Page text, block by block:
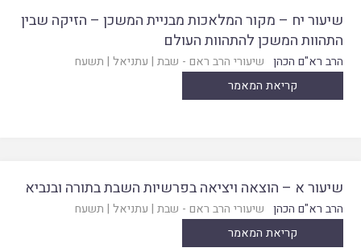
שיעור יח – מקור המלאכות מבניית המשכן – הזיקה שבין
התהוות המשכן להתהוות העולם
הרב רא"ם הכהן שיעורי הרב ראם - שבת | עתניאל | תשעח
קריאת המאמר
שיעור א – הוצאה ויציאה בפרשיות השבת בתורה ובנביא
הרב רא"ם הכהן שיעורי הרב ראם - שבת | עתניאל | תשעח
קריאת המאמר